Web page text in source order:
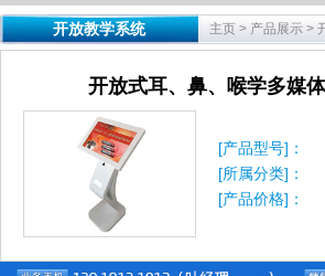
开放教学系统 主页 > 产品展示 >
开放式耳、鼻、喉学多媒
[产品型号]：
[所属分类]：
[产品价格]：